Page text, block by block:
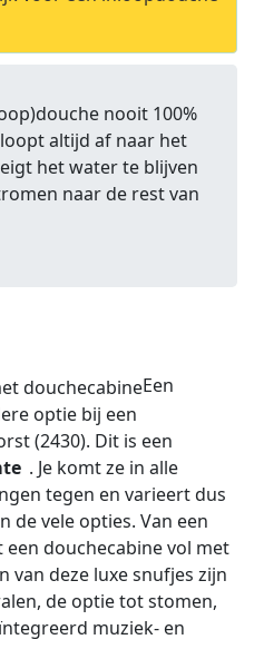
nooit 100%
altijd af naar het
het water te blijven
naar de rest van
Een
optie bij een
(2430). Dit is een
. Je komt ze in alle
tegen en varieert dus
de vele opties. Van een
douchecabine vol met
van deze luxe snufjes zijn
de optie tot stomen,
muziek- en